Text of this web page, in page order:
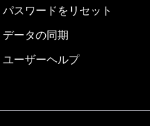
パスワードをリセット
データの同期
ユーザーヘルプ